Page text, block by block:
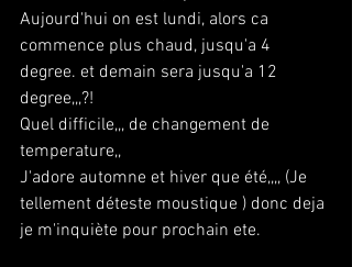
Aujourd'hui on est lundi, alors ca
commence plus chaud, jusqu'a 4
degree. et demain sera jusqu'a 12
degree,,,?!
Quel difficile,,, de changement de
temperature,,
J'adore automne et hiver que été,,,, (Je
tellement déteste moustique ) donc deja
je m'inquiète pour prochain ete.